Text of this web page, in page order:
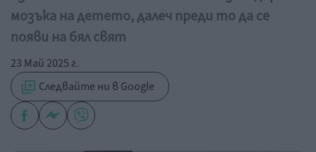
мозъка на детето, далеч преди то да се
появи на бял свят
23 Май 2025 г.
Следвайте ни в Google